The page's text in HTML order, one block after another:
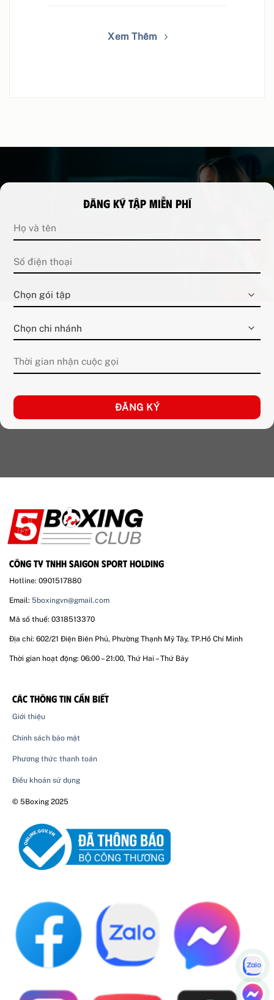
Xem Thêm
Đăng ký tập miễn phí
CÔNG TY TNHH SAIGON SPORT HOLDING
Hotline: 0901517880
Email: 5boxingvn@gmail.com
Mã số thuế: 0318513370
Địa chỉ: 602/21 Điện Biên Phủ, Phường Thạnh Mỹ Tây, TP.Hồ Chí Minh
Thời gian hoạt động: 06:00 – 21:00, Thứ Hai – Thứ Bảy
CÁC THÔNG TIN CẦN BIẾT
Giới thiệu
Chính sách bảo mật
Phương thức thanh toán
Điều khoản sử dụng
© 5Boxing 2025